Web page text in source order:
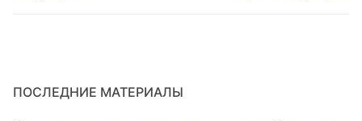
ПОСЛЕДНИЕ МАТЕРИАЛЫ